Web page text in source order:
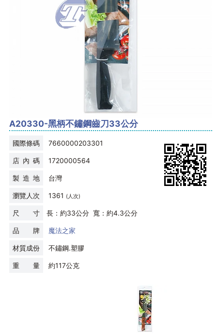
A20330-黑柄不鏽鋼齒刀33公分
國際條碼 7660000203301
店 內 碼 1720000564
製 造 地 台灣
瀏覽人次 1361 (人次)
尺 寸 長：約33公分 寬：約4.3公分
品 牌 魔法之家
材質成份 不鏽鋼.塑膠
重 量 約117公克